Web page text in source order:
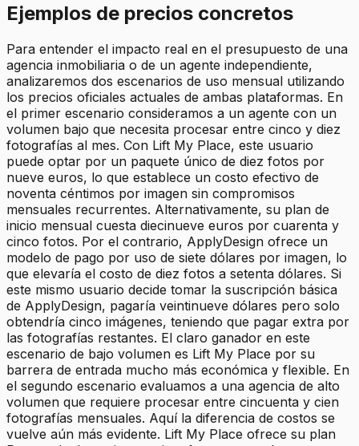
Ejemplos de precios concretos
Para entender el impacto real en el presupuesto de una
agencia inmobiliaria o de un agente independiente,
analizaremos dos escenarios de uso mensual utilizando
los precios oficiales actuales de ambas plataformas. En
el primer escenario consideramos a un agente con un
volumen bajo que necesita procesar entre cinco y diez
fotografías al mes. Con Lift My Place, este usuario
puede optar por un paquete único de diez fotos por
nueve euros, lo que establece un costo efectivo de
noventa céntimos por imagen sin compromisos
mensuales recurrentes. Alternativamente, su plan de
inicio mensual cuesta diecinueve euros por cuarenta y
cinco fotos. Por el contrario, ApplyDesign ofrece un
modelo de pago por uso de siete dólares por imagen, lo
que elevaría el costo de diez fotos a setenta dólares. Si
este mismo usuario decide tomar la suscripción básica
de ApplyDesign, pagaría veintinueve dólares pero solo
obtendría cinco imágenes, teniendo que pagar extra por
las fotografías restantes. El claro ganador en este
escenario de bajo volumen es Lift My Place por su
barrera de entrada mucho más económica y flexible. En
el segundo escenario evaluamos a una agencia de alto
volumen que requiere procesar entre cincuenta y cien
fotografías mensuales. Aquí la diferencia de costos se
vuelve aún más evidente. Lift My Place ofrece su plan